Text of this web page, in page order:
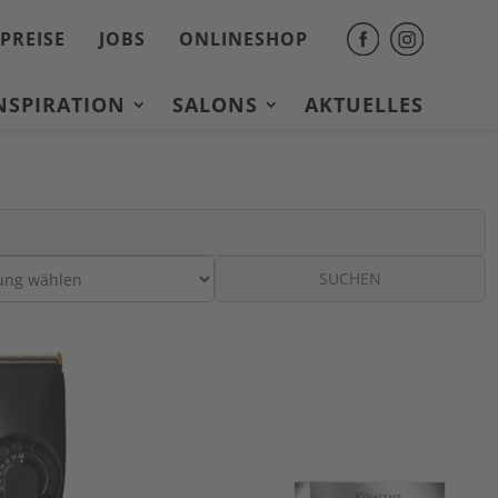
PREISE JOBS ONLINESHOP
SALONS AKTUELLES
SUCHEN